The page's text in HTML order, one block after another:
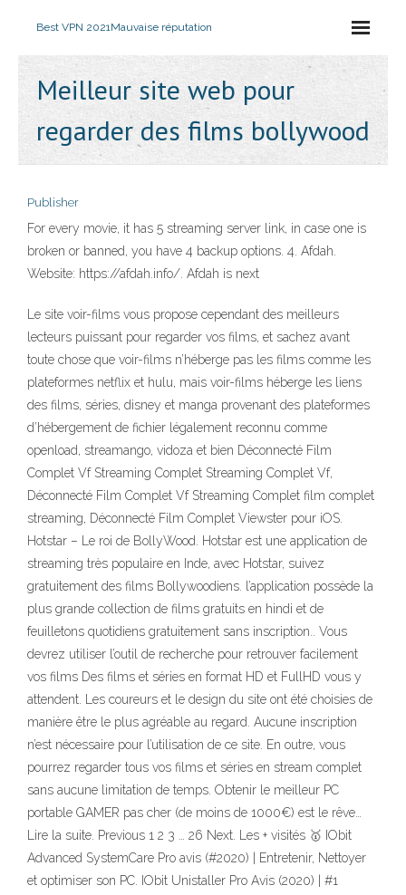
Best VPN 2021Mauvaise réputation
Meilleur site web pour
regarder des films bollywood
Publisher
For every movie, it has 5 streaming server link, in case one is
broken or banned, you have 4 backup options. 4. Afdah.
Website: https://afdah.info/. Afdah is next
Le site voir-films vous propose cependant des meilleurs
lecteurs puissant pour regarder vos films, et sachez avant
toute chose que voir-films n’héberge pas les films comme les
plateformes netflix et hulu, mais voir-films héberge les liens
des films, séries, disney et manga provenant des plateformes
d’hébergement de fichier légalement reconnu comme
openload, streamango, vidoza et bien Déconnecté Film
Complet Vf Streaming Complet Streaming Complet Vf,
Déconnecté Film Complet Vf Streaming Complet film complet
streaming, Déconnecté Film Complet Viewster pour iOS.
Hotstar – Le roi de BollyWood. Hotstar est une application de
streaming très populaire en Inde, avec Hotstar, suivez
gratuitement des films Bollywoodiens. l’application possède la
plus grande collection de films gratuits en hindi et de
feuilletons quotidiens gratuitement sans inscription.. Vous
devrez utiliser l’outil de recherche pour retrouver facilement
vos films Des films et séries en format HD et FullHD vous y
attendent. Les coureurs et le design du site ont été choisies de
manière être le plus agréable au regard. Aucune inscription
n’est nécessaire pour l’utilisation de ce site. En outre, vous
pourrez regarder tous vos films et séries en stream complet
sans aucune limitation de temps. Obtenir le meilleur PC
portable GAMER pas cher (de moins de 1000€) est le rêve…
Lire la suite. Previous 1 2 3 … 26 Next. Les + visités 🥇 IObit
Advanced SystemCare Pro avis (#2020) | Entretenir, Nettoyer
et optimiser son PC. IObit Unistaller Pro Avis (2020) | #1